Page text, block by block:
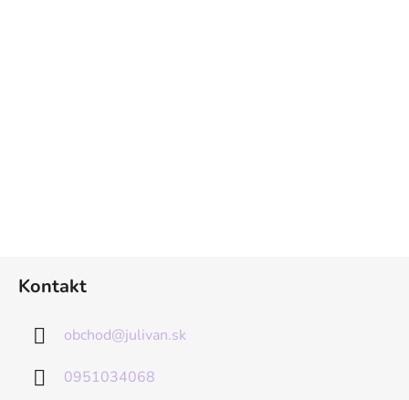
Kontakt
obchod@julivan.sk
0951034068